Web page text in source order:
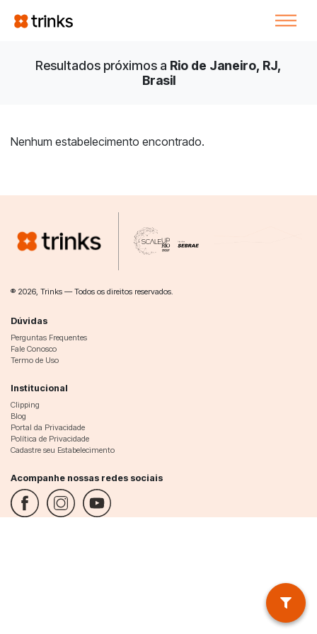
Resultados próximos a Rio de Janeiro, RJ,
Brasil
Nenhum estabelecimento encontrado.
® 2026, Trinks — Todos os direitos reservados.
Dúvidas
Perguntas Frequentes
Fale Conosco
Termo de Uso
Institucional
Clipping
Blog
Portal da Privacidade
Política de Privacidade
Cadastre seu Estabelecimento
Acompanhe nossas redes sociais